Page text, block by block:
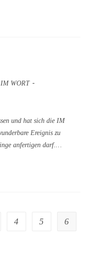
IM WORT
und hat sich die IM
Ereignis zu
anfertigen darf.…
4 5 6